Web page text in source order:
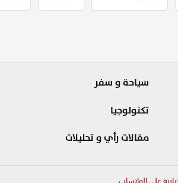
سياحة و سفر
تكنولوجيا
مقالات رأي و تحليلات